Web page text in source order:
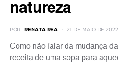
natureza
POR RENATA REA 21 DE MAIO DE 2022
Como não falar da mudança
receita de uma sopa para